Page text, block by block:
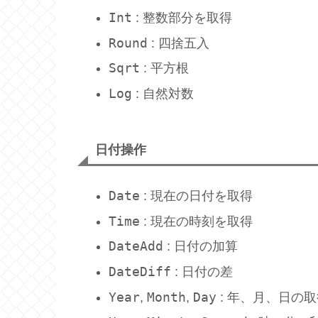
Int : 整数部分を取得
Round : 四捨五入
Sqrt : 平方根
Log : 自然対数
日付操作
Date : 現在の日付を取得
Time : 現在の時刻を取得
DateAdd : 日付の加算
DateDiff : 日付の差
Year, Month, Day : 年、月、日の